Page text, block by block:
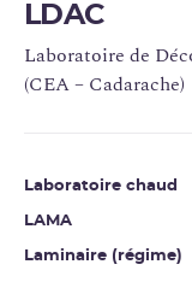
LDAC
Laboratoire de
(CEA – Cadarache)
Laboratoire chaud
LAMA
Laminaire (régime)